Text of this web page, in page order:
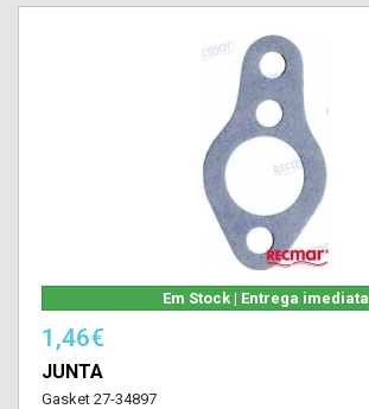
Em Stock | Entrega imediata
1,46€
JUNTA
Gasket 27-34897